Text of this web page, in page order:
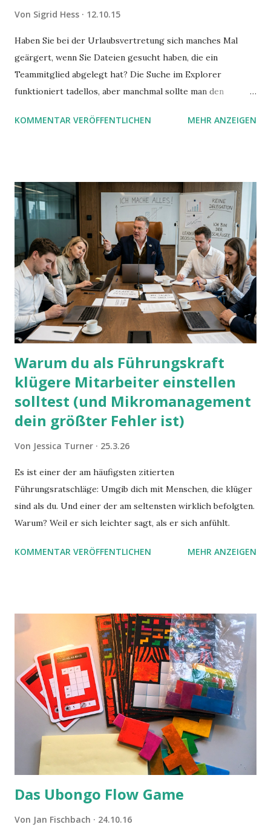
Von Sigrid Hess 12.10.15
Haben Sie bei der Urlaubsvertretung sich manches Mal
geärgert, wenn Sie Dateien gesucht haben, die ein
Teammitglied abgelegt hat? Die Suche im Explorer
funktioniert tadellos, aber manchmal sollte man den
mit UND oder ODER oder NICHT... Das geht so einfach,
KOMMENTAR VERÖFFENTLICHEN MEHR ANZEIGEN
Warum du als Führungskraft
klügere Mitarbeiter einstellen
solltest (und Mikromanagement
dein größter Fehler ist)
Von Jessica Turner 25.3.26
Es ist einer der am häufigsten zitierten
Führungsratschläge: Umgib dich mit Menschen, die klüger
sind als du. Und einer der am seltensten wirklich befolgten.
Warum? Weil er sich leichter sagt, als er sich anfühlt.
KOMMENTAR VERÖFFENTLICHEN MEHR ANZEIGEN
Das Ubongo Flow Game
Von Jan Fischbach 24.10.16